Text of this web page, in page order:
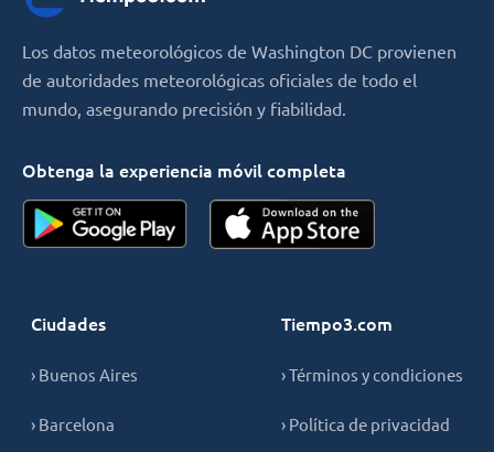
Los datos meteorológicos de Washington DC provienen
de autoridades meteorológicas oficiales de todo el
mundo, asegurando precisión y fiabilidad.
Obtenga la experiencia móvil completa
Ciudades
› Buenos Aires
› Barcelona
Tiempo3.com
› Términos y condiciones
› Política de privacidad